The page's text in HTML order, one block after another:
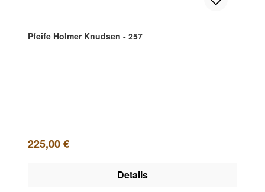
Pfeife Holmer Knudsen - 257
Regulärer Preis:
225,00 €
Details